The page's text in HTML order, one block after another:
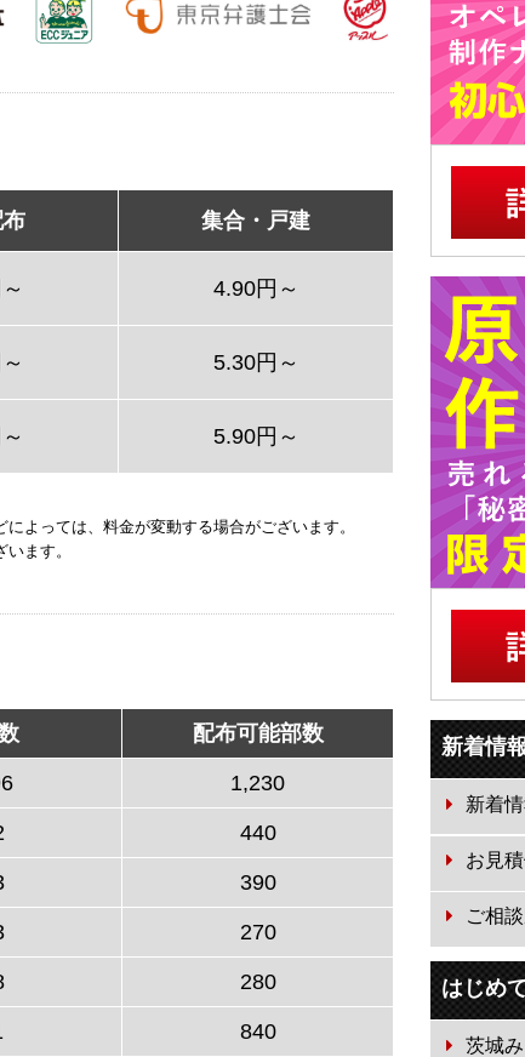
集合・戸建
4.90円～
5.30円～
5.90円～
よっては、料金が変動する場合がございます。
ます。
配布可能部数
1,230
440
390
270
280
840
新着情
新着
お見
ご相
はじめ
茨城